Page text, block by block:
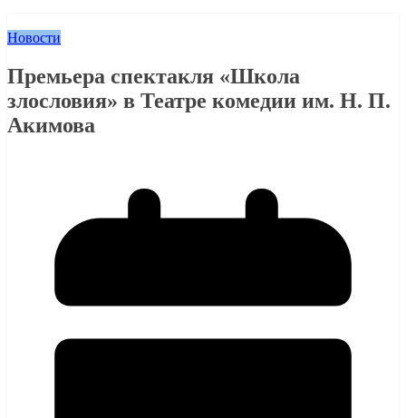
Новости
Премьера спектакля «Школа
злословия» в Театре комедии им. Н. П.
Акимова